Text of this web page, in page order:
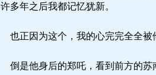
许多年之后我都记忆犹新。
也正因为这个，我的心完完全全被
倒是他身后的郑吒，看到前方的苏